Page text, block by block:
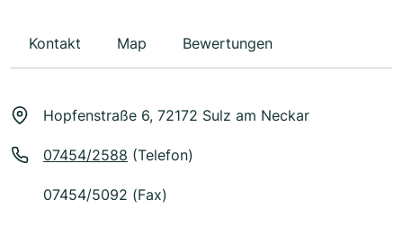
Kontakt Map Bewertungen
Hopfenstraße 6, 72172 Sulz am Neckar
07454/2588 (Telefon)
07454/5092 (Fax)